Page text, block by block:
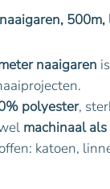
naaigaren
polyester,
machinaal
katoen,